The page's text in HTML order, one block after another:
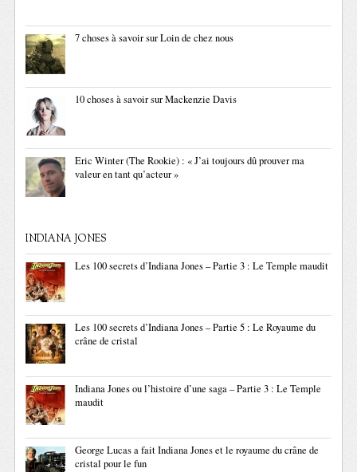
7 choses à savoir sur Loin de chez nous
10 choses à savoir sur Mackenzie Davis
Eric Winter (The Rookie) : « J’ai toujours dû prouver ma
valeur en tant qu’acteur »
INDIANA JONES
Les 100 secrets d’Indiana Jones – Partie 3 : Le Temple maudit
Les 100 secrets d’Indiana Jones – Partie 5 : Le Royaume du
crâne de cristal
Indiana Jones ou l’histoire d’une saga – Partie 3 : Le Temple
maudit
George Lucas a fait Indiana Jones et le royaume du crâne de
cristal pour le fun